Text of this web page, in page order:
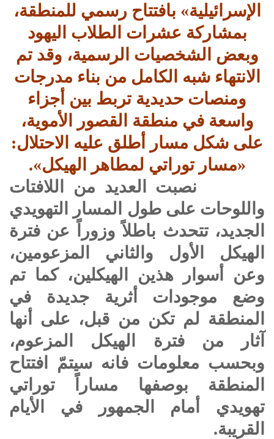
الإسرائيلية» بافتتاح رسمي للمنطقة،
بمشاركة عشرات الطلاب اليهود
وبعض الشخصيات الرسمية، وقد تم
الانتهاء شبه الكامل من بناء مدرجات
ومنصات حديدية تربط بين أجزاء
واسعة في منطقة القصور الأموية،
على شكل مسار أطلق عليه الاحتلال:
«مسار توراتي لمطاهر الهيكل».
نصبت العديد من اللافتات
واللوحات على طول المسار التهويدي
الجديد، تتحدث باطلاً وزوراً عن فترة
الهيكل الأول والثاني المزعومين،
وعن أسوار هذين الهيكلين، كما تم
وضع موجودات أثرية جديدة في
المنطقة لم تكن من قبل، على أنها
آثار من فترة الهيكل المزعوم،
وبحسب معلومات فانه سيتمّ افتتاح
المنطقة بوصفها مساراً توراتي
تهويدي أمام الجمهور في الأيام
القريبة.